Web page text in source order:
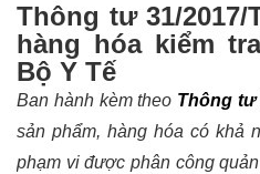
Thông tư 31/2017/
hàng hóa kiểm
Bộ Y Tế
Ban hành kèm theo Thông tư
sản phẩm, hàng hóa có khả
phạm vi được phân công